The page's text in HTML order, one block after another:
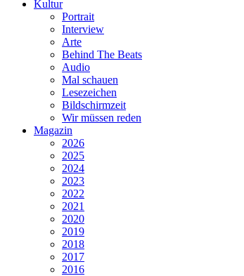
Kultur
Portrait
Interview
Arte
Behind The Beats
Audio
Mal schauen
Lesezeichen
Bildschirmzeit
Wir müssen reden
Magazin
2026
2025
2024
2023
2022
2021
2020
2019
2018
2017
2016